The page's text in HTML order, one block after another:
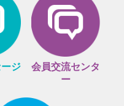
ジ
会員交流センタ
ー